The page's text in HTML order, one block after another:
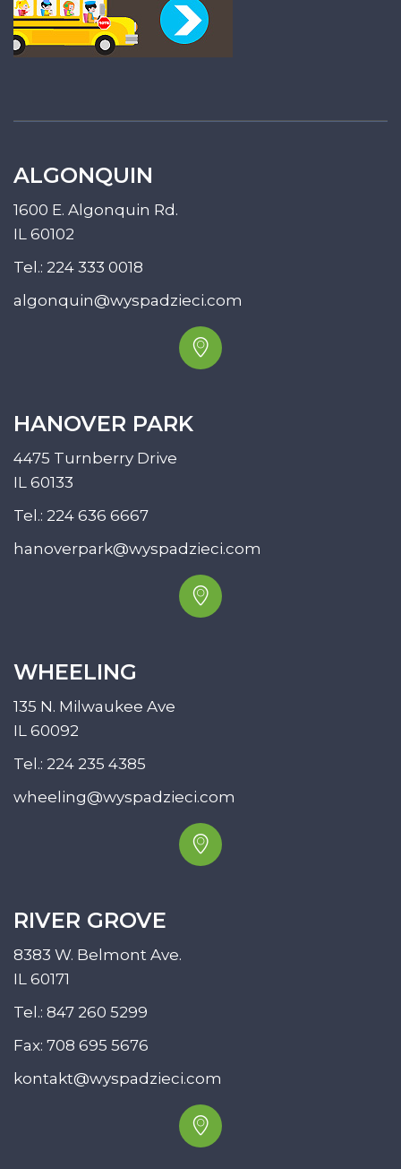
ALGONQUIN
1600 E. Algonquin Rd.
IL 60102
Tel.: 224 333 0018
algonquin@wyspadzieci.com
HANOVER PARK
4475 Turnberry Drive
IL 60133
Tel.: 224 636 6667
hanoverpark@wyspadzieci.com
WHEELING
135 N. Milwaukee Ave
IL 60092
Tel.: 224 235 4385
wheeling@wyspadzieci.com
RIVER GROVE
8383 W. Belmont Ave.
IL 60171
Tel.: 847 260 5299
Fax: 708 695 5676
kontakt@wyspadzieci.com